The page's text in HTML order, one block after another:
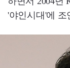
'야인시대'에 조